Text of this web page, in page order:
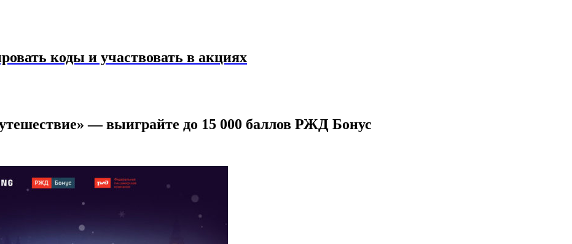
коды и участвовать в акциях
— выиграйте до 15 000 баллов РЖД Бонус